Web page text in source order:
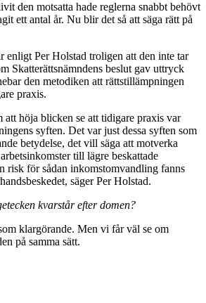
den motsatta hade reglerna snabbt behövt
ett antal år. Nu blir det så att säga rätt på
enligt Per Holstad troligen att den inte tar
Skatterättsnämndens beslut gav uttryck
den metodiken att rättstillämpningen
praxis.
höja blicken se att tidigare praxis var
syften. Det var just dessa syften som
betydelse, det vill säga att motverka
till lägre beskattade
risk för sådan inkomstomvandling fanns
säger Per Holstad.
kvarstår efter domen?
klargörande. Men vi får väl se om
på samma sätt.